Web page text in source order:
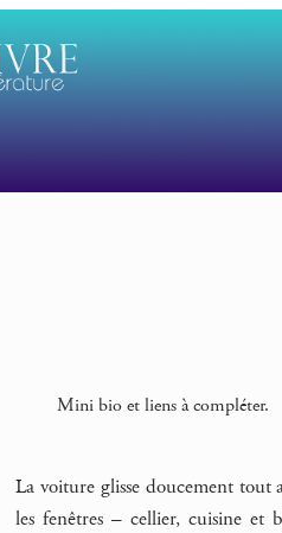
Mini bio et liens à compléter.
La voiture glisse doucement tout
les fenêtres – cellier, cuisine et